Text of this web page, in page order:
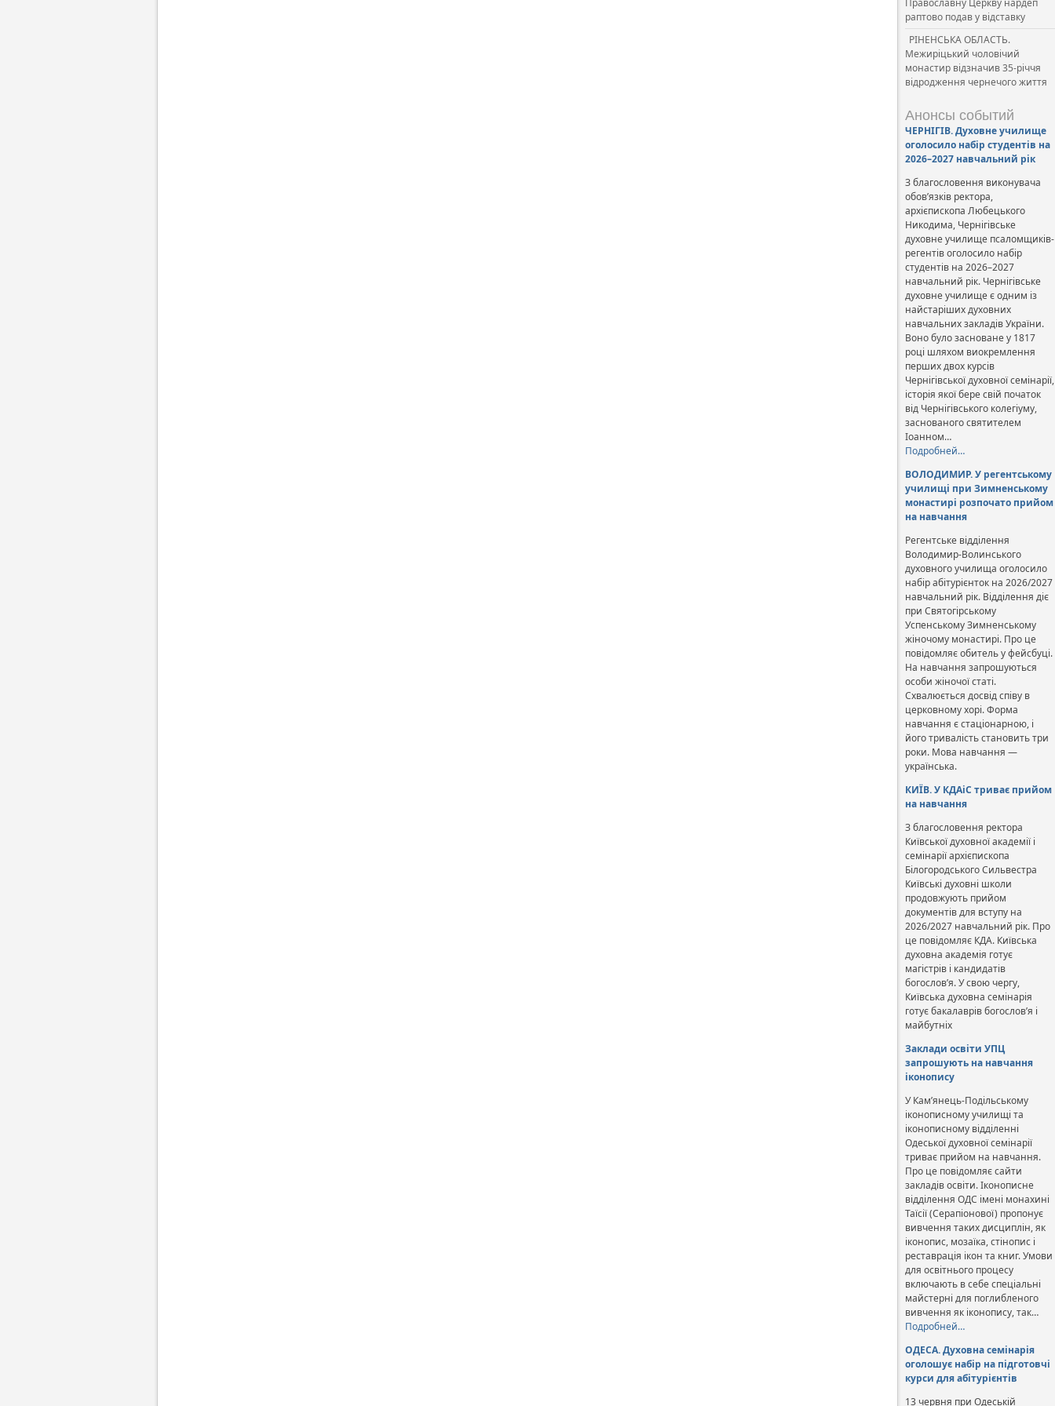
Православну Церкву нардеп
раптово подав у відставку
РІНЕНСЬКА ОБЛАСТЬ.
Межиріцький чоловічий
монастир відзначив 35-річчя
відродження чернечого життя
Анонсы событий
ЧЕРНІГІВ. Духовне училище
оголосило набір студентів на
2026–2027 навчальний рік
З благословення виконувача
обов’язків ректора,
архієпископа Любецького
Никодима, Чернігівське
духовне училище псаломщиків-
регентів оголосило набір
студентів на 2026–2027
навчальний рік. Чернігівське
духовне училище є одним із
найстаріших духовних
навчальних закладів України.
Воно було засноване у 1817
році шляхом виокремлення
перших двох курсів
Чернігівської духовної семінарії,
історія якої бере свій початок
від Чернігівського колегіуму,
заснованого святителем
Іоанном…
Подробней…
ВОЛОДИМИР. У регентському
училищі при Зимненському
монастирі розпочато прийом
на навчання
Регентське відділення
Володимир-Волинського
духовного училища оголосило
набір абітурієнток на 2026/2027
навчальний рік. Відділення діє
при Святогірському
Успенському Зимненському
жіночому монастирі. Про це
повідомляє обитель у фейсбуці.
На навчання запрошуються
особи жіночої статі.
Схвалюється досвід співу в
церковному хорі. Форма
навчання є стаціонарною, і
його тривалість становить три
роки. Мова навчання —
українська.
КИЇВ. У КДАіС триває прийом
на навчання
З благословення ректора
Київської духовної академії і
семінарії архієпископа
Білогородського Сильвестра
Київські духовні школи
продовжують прийом
документів для вступу на
2026/2027 навчальний рік. Про
це повідомляє КДА. Київська
духовна академія готує
магістрів і кандидатів
богослов’я. У свою чергу,
Київська духовна семінарія
готує бакалаврів богослов’я і
майбутніх
Заклади освіти УПЦ
запрошують на навчання
іконопису
У Кам’янець-Подільському
іконописному училищі та
іконописному відділенні
Одеської духовної семінарії
триває прийом на навчання.
Про це повідомляє сайти
закладів освіти. Іконописне
відділення ОДС імені монахині
Таїсії (Серапіонової) пропонує
вивчення таких дисциплін, як
іконопис, мозаїка, стінопис і
реставрація ікон та книг. Умови
для освітнього процесу
включають в себе спеціальні
майстерні для поглибленого
вивчення як іконопису, так…
Подробней…
ОДЕСА. Духовна семінарія
оголошує набір на підготовчі
курси для абітурієнтів
13 червня при Одеській